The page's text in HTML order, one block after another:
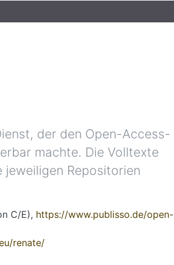
der den Open-Access-
machte. Die Volltexte
Repositorien
C/E), https://www.publisso.de/open-
renate/